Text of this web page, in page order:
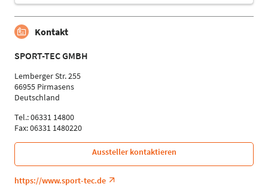
19.09.2025 | 16:15 - 16:45
Dr. Eugen Rasev (Privatarztpraxis und Institut für
Schmerztherapie)
Sprache
Deutsch
Kontakt
SPORT-TEC GMBH
Lemberger Str. 255
66955 Pirmasens
Deutschland
Tel.: 06331 14800
Fax: 06331 1480220
Aussteller kontaktieren
https://www.sport-tec.de